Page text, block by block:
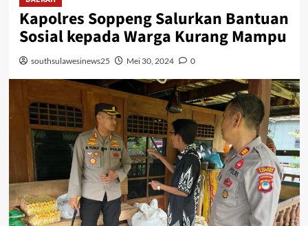
Kapolres Soppeng Salurkan Bantuan
Sosial kepada Warga Kurang Mampu
southsulawesinews25 Mei 30, 2024 0